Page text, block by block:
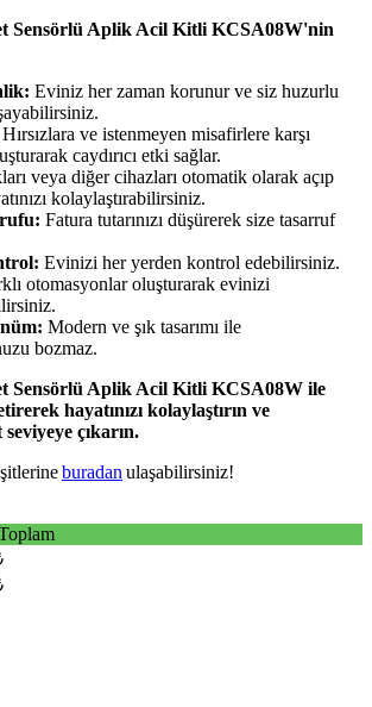
Sensörlü Aplik Acil Kitli KCSA08W'nin
Eviniz her zaman korunur ve siz huzurlu
Hırsızlara ve istenmeyen misafirlere karşı
caydırıcı etki sağlar.
veya diğer cihazları otomatik olarak açıp
kolaylaştırabilirsiniz.
Fatura tutarınızı düşürerek size tasarruf
Evinizi her yerden kontrol edebilirsiniz.
otomasyonlar oluşturarak evinizi
Modern ve şık tasarımı ile
bozmaz.
Sensörlü Aplik Acil Kitli KCSA08W ile
hayatınızı kolaylaştırın ve
çıkarın.
buradan ulaşabilirsiniz!